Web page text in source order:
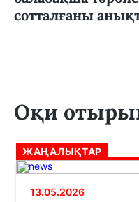
сотталғаны
Оқи
ЖАҢАЛЫҚТАР
13.05.2026